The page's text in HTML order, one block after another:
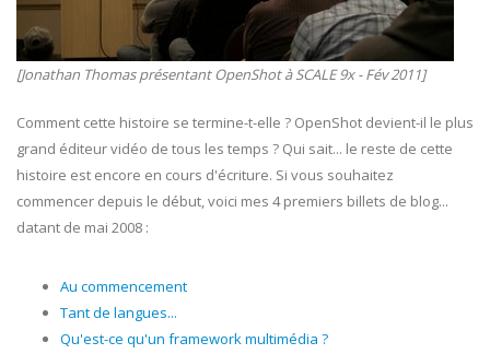
[Jonathan Thomas présentant OpenShot à SCALE 9x - Fév 2011]
Comment cette histoire se termine-t-elle ? OpenShot devient-il le plus
grand éditeur vidéo de tous les temps ? Qui sait... le reste de cette
histoire est encore en cours d'écriture. Si vous souhaitez
commencer depuis le début, voici mes 4 premiers billets de blog...
datant de mai 2008 :
Au commencement
Tant de langues...
Qu'est-ce qu'un framework multimédia ?